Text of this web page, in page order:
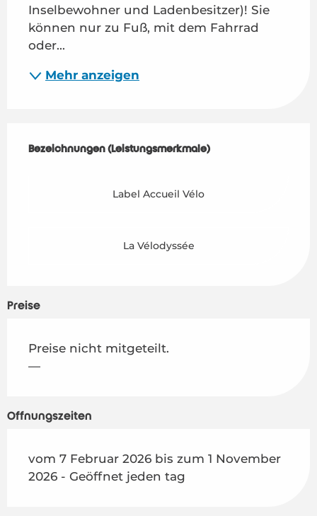
Inselbewohner und Ladenbesitzer)! Sie
können nur zu Fuß, mit dem Fahrrad
oder...
Mehr anzeigen
Bezeichnungen (Leistungsmerkmale)
Bezeichnungen (Leistungsmerkmale)
Label Accueil Vélo
La Vélodyssée
Preise
Preise nicht mitgeteilt.
—
Öffnungszeiten
vom 7 Februar 2026 bis zum 1 November
2026 - Geöffnet jeden tag